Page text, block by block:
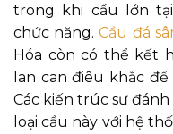
trong khi cầu lớn
chức năng.Cầu đá
Hóa còn có thể kết
lan can điêu khắc
Các kiến trúc sư
loại cầu này với hệ